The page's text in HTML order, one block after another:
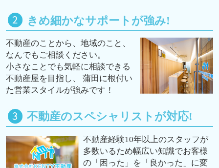
きめ細かなサポートが強み!
不動産のことから、地域のこと、
なんでもご相談ください。
小さなことでも気軽に相談できる
不動産屋を目指し、 蒲田に根付い
た営業スタイルが強みです！
不動産のスペシャリストが対応!
不動産経験10年以上のスタッフが
多数いるため幅広い知識でお客様
の「困った」を「良かった」に変